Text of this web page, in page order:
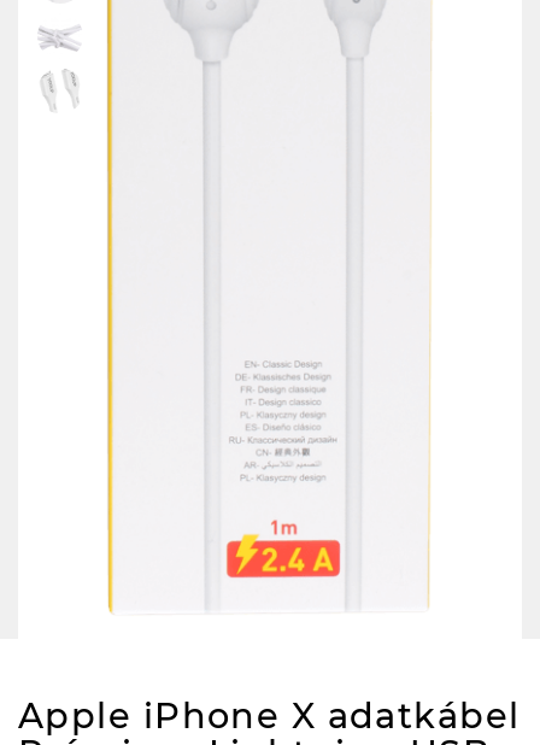
Apple iPhone X adatkábel